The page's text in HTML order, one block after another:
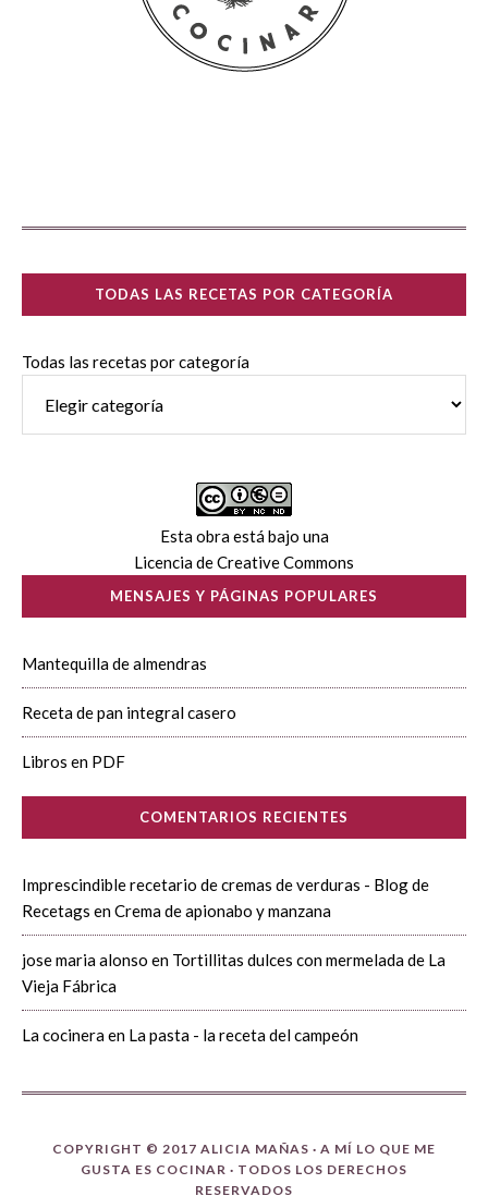
TODAS LAS RECETAS POR CATEGORÍA
Todas las recetas por categoría
Esta obra está bajo una
Licencia de Creative Commons
MENSAJES Y PÁGINAS POPULARES
Mantequilla de almendras
Receta de pan integral casero
Libros en PDF
COMENTARIOS RECIENTES
Imprescindible recetario de cremas de verduras - Blog de
Recetags enCrema de apionabo y manzana
jose maria alonso en Tortillitas dulces con mermelada de La
Vieja Fábrica
La cocineraen La pasta - la receta del campeón
COPYRIGHT © 2017 ALICIA MAÑAS · A MÍ LO QUE ME
GUSTA ES COCINAR · TODOS LOS DERECHOS
RESERVADOS